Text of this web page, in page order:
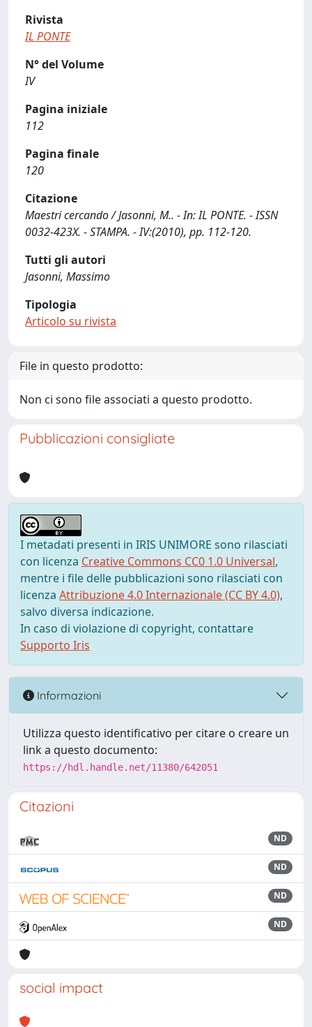
Rivista
IL PONTE
N° del Volume
IV
Pagina iniziale
112
Pagina finale
120
Citazione
Maestri cercando / Jasonni, M.. - In: IL PONTE. - ISSN
0032-423X. - STAMPA. - IV:(2010), pp. 112-120.
Tutti gli autori
Jasonni, Massimo
Tipologia
Articolo su rivista
File in questo prodotto:
Non ci sono file associati a questo prodotto.
Pubblicazioni consigliate
I metadati presenti in IRIS UNIMORE sono rilasciati
con licenza Creative Commons CC0 1.0 Universal,
mentre i file delle pubblicazioni sono rilasciati con
licenza Attribuzione 4.0 Internazionale (CC BY 4.0),
salvo diversa indicazione.
In caso di violazione di copyright, contattare
Supporto Iris
Informazioni
Utilizza questo identificativo per citare o creare un
link a questo documento:
https://hdl.handle.net/11380/642051
Citazioni
ND
ND
ND
ND
social impact